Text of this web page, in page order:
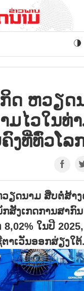
ດ ຫວຽດ
ມໄວໃນທ່
ງທີ່ທົ່ວໂລ
ຽດນາມ ສືບຕໍ່ສ້າ
ສັງເກດການສາກົ
8,02% ໃນປີ
າເວັນອອກສ່ຽງໃຕ້.